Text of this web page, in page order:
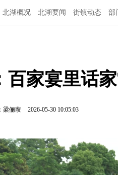
北湖概况 北湖要闻 街镇动态 部
百家宴里话
梁俪葭 2026-05-30 10:05:03